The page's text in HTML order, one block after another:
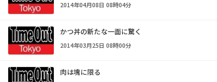
2014年04月08日 08時04分
かつ丼の新たな一面に驚く
2014年03月25日 08時00分
肉は塊に限る